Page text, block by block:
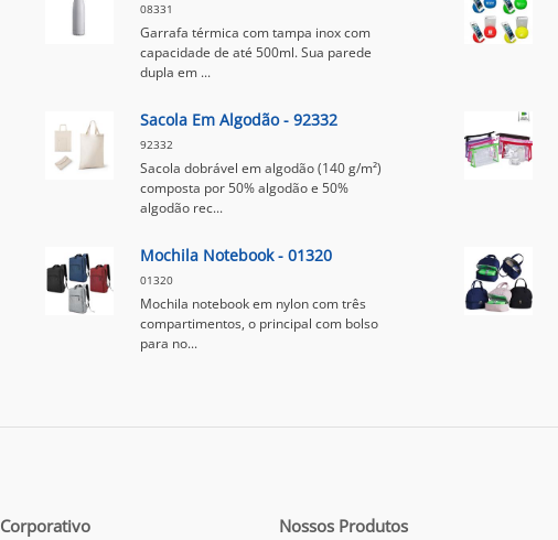
08331
Garrafa térmica com tampa inox com
capacidade de até 500ml. Sua parede
dupla em ...
Sacola Em Algodão - 92332
92332
Sacola dobrável em algodão (140 g/m²)
composta por 50% algodão e 50%
algodão rec...
Mochila Notebook - 01320
01320
Mochila notebook em nylon com três
compartimentos, o principal com bolso
para no...
Corporativo Nossos Produtos